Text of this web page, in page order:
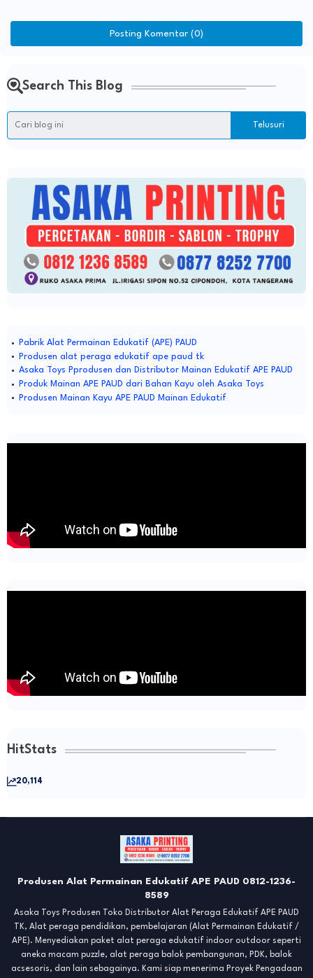
Posting Komentar (0)
Search This Blog
Pabrik Alat Permainan Edukatif (APE) PAUD
Produsen alat peraga edukatif ape paud tk
Asaka Toys Pprodusen dan Distributor Mainan Edukatif APE PAUD
Produk Mainan APE PAUD dari Bahan Kayu oleh Asaka Toys
Produsen Mainan Kayu APE PAUD Mainan Edukatif
HitStats
20,114
Produsen Alat Permainan Edukatif APE PAUD 0812-1236-
8589
Asaka Toys Produsen Toko Distributor Alat Peraga Edukatif APE PAUD
TK, Alat peraga pendidikan, pembelajaran (Alat Permainan Edukatif /
APE). Menyediakan paket alat peraga edukatif indoor outdoor seperti
aneka macam puzzle, alat peraga balok pembangunan, PDK, balok
acsesoris, dan lain sebagainya. Kami siap menerima Proyek Pengadaan